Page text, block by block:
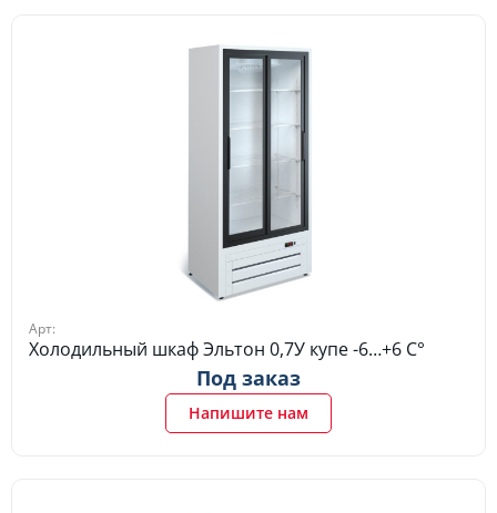
Арт:
Холодильный шкаф Эльтон 0,7У купе -6…+6 C°
Под заказ
Напишите нам